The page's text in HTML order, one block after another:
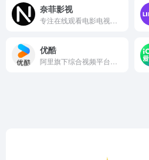
奈菲影视
优酷